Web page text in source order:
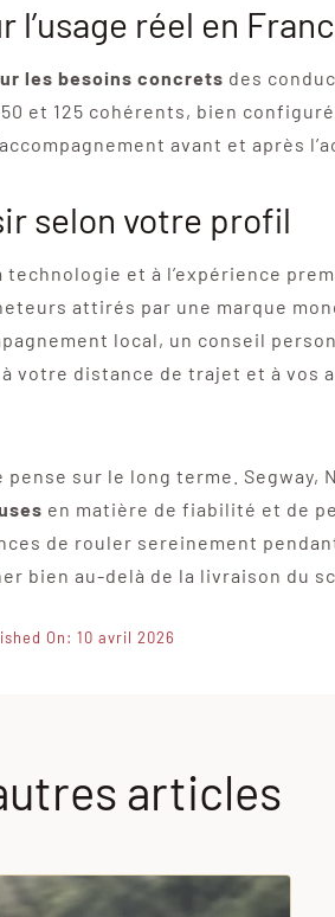
réel en
les besoins concrets des
et 125 cohérents, bien
avant et après
selon votre profil
et à l’expérience
attirés par une marque
local, un conseil
votre distance de trajet et à vos
sur le long terme. Segway,
en matière de fiabilité et de
de rouler sereinement
bien au-delà de la livraison du
On: 10 avril 2026
articles